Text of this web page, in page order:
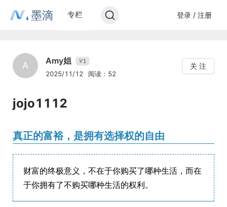
墨滴 专栏 登录 / 注册
A Amy姐 V1
2025/11/12 阅读：52
关 注
jojo1112
真正的富裕，是拥有选择权的自由
财富的终极意义，不在于你购买了哪种生活，而在
于你拥有了不购买哪种生活的权利。